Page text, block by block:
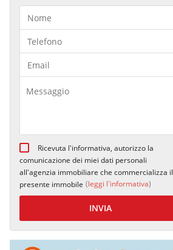
Ricevuta l'informativa, autorizzo la
comunicazione dei miei dati personali
all'agenzia immobiliare che commercializza il
presente immobile (leggi l'informativa)
INVIA